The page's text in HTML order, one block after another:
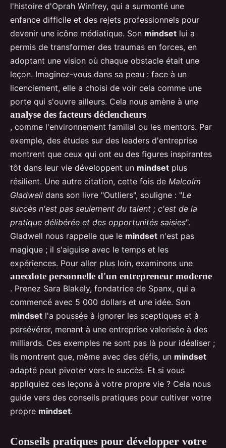
l'histoire d'Oprah Winfrey, qui a surmonté une
enfance difficile et des rejets professionnels pour
devenir une icône médiatique. Son mindset lui a
permis de transformer des traumas en forces, en
adoptant une vision où chaque obstacle était une
leçon. Imaginez-vous dans sa peau : face à un
licenciement, elle a choisi de voir cela comme une
porte qui s'ouvre ailleurs. Cela nous amène à une
analyse des facteurs déclencheurs
, comme l'environnement familial ou les mentors. Par
exemple, des études sur des leaders d'entreprise
montrent que ceux qui ont eu des figures inspirantes
tôt dans leur vie développent un mindset plus
résilient. Une autre citation, cette fois de Malcolm
Gladwell dans son livre "Outliers", souligne : "Le
succès n'est pas seulement du talent ; c'est de la
pratique délibérée et des opportunités saisies".
Gladwell nous rappelle que le mindset n'est pas
magique ; il s'aiguise avec le temps et les
expériences. Pour aller plus loin, examinons une
anecdote personnelle d'un entrepreneur moderne
. Prenez Sara Blakely, fondatrice de Spanx, qui a
commencé avec 5 000 dollars et une idée. Son
mindset l'a poussée à ignorer les sceptiques et à
persévérer, menant à une entreprise valorisée à des
milliards. Ces exemples ne sont pas là pour idéaliser ;
ils montrent que, même avec des défis, un mindset
adapté peut pivoter vers le succès. Et si vous
appliquiez ces leçons à votre propre vie ? Cela nous
guide vers des conseils pratiques pour cultiver votre
propre mindset.
Conseils pratiques pour développer votre